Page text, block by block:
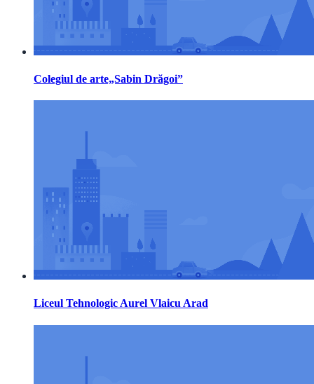
Colegiul de arte„Sabin Drăgoi”
Liceul Tehnologic Aurel Vlaicu Arad